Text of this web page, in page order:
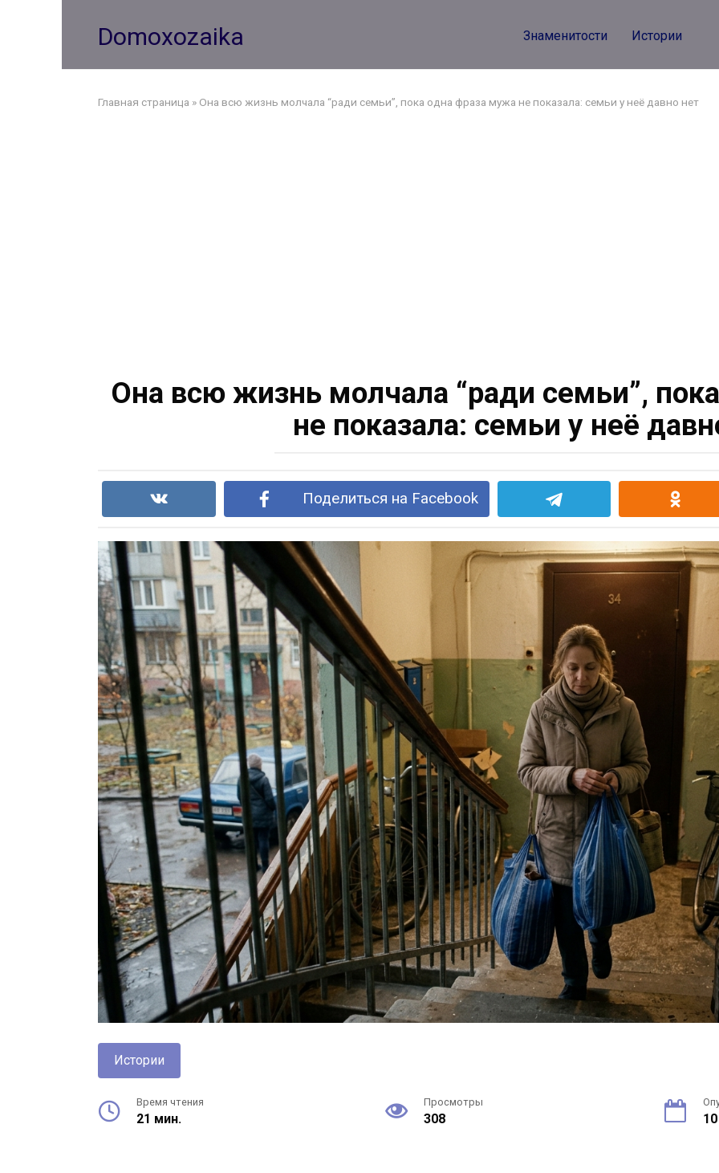
Domoxozaika Знаменитости Истории
Главная страница » Она всю жизнь молчала “ради семьи”, пока одна фраза мужа не показала: семьи у неё давно нет
Она всю жизнь молчала “ради семьи”,
не показала: семьи у неё
Поделиться на Facebook
Истории
Время чтения
21 мин.
Просмотры
308